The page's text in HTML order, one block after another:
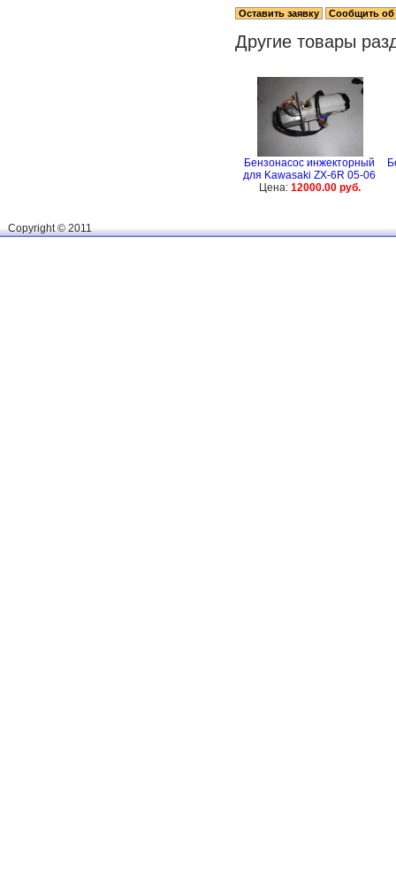
Другие товары
Бензонасос инжекторный
для Kawasaki ZX-6R 05-06
Цена: 12000.00 руб.
Сopyright © 2011